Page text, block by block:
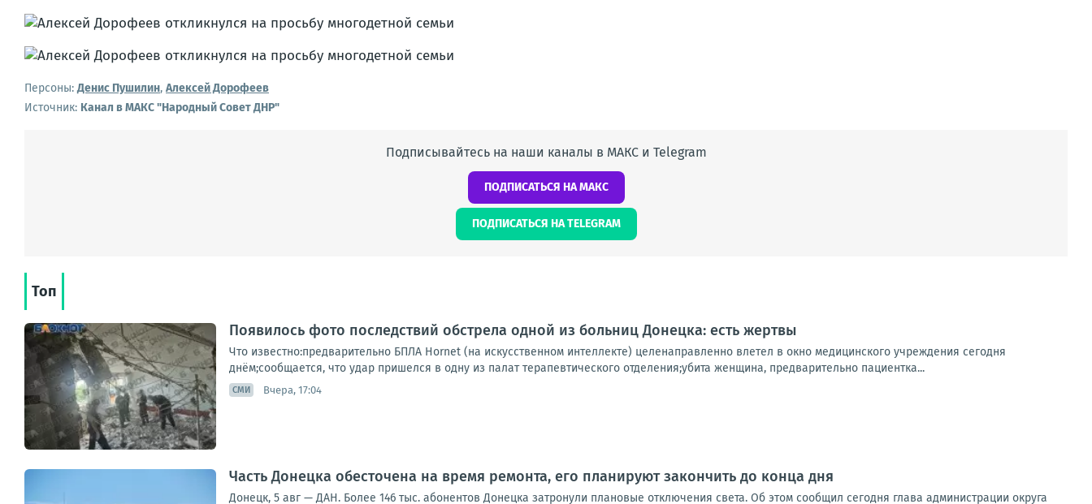
Персоны: Денис Пушилин, Алексей Дорофеев
Источник: Канал в МАКС "Народный Совет ДНР"
Подписывайтесь на наши каналы в МАКС и Telegram
ПОДПИСАТЬСЯ НА МАКС
ПОДПИСАТЬСЯ НА TELEGRAM
Топ
Появилось фото последствий обстрела одной из больниц Донецка: есть жертвы
Что известно:предварительно БПЛА Hornet (на искусственном интеллекте) целенаправленно влетел в окно медицинского учреждения сегодня
днём;сообщается, что удар пришелся в одну из палат терапевтического отделения;убита женщина, предварительно пациентка...
СМИ Вчера, 17:04
Часть Донецка обесточена на время ремонта, его планируют закончить до конца дня
Донецк, 5 авг — ДАН. Более 146 тыс. абонентов Донецка затронули плановые отключения света. Об этом сообщил сегодня глава администрации округа